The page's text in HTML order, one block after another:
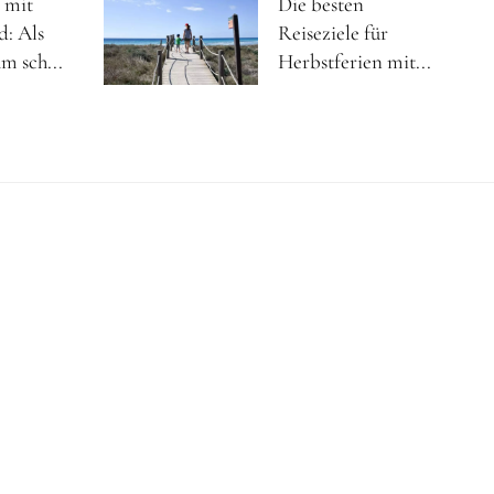
Als
sch...
Reiseziele für
Herbstferien mit...